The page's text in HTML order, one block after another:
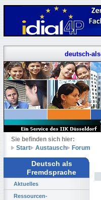
deutsch-
Sie befinden sich hier:
Start
Austausch Forum
Deutsch als
Fremdsprache
Aktuelles
Ressourcen-